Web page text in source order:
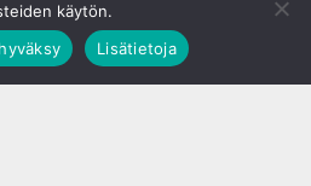
käytön.
Lisätietoja